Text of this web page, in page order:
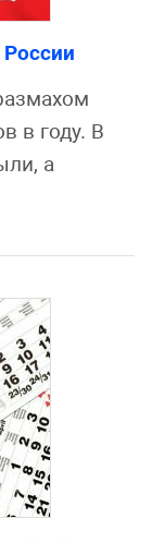
в году. В
а